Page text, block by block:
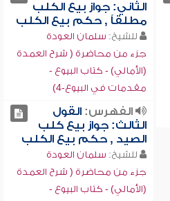
الثاني: جواز بيع الكلب
مطلقاً , حكم بيع الكلب
للشيخ: سلمان العودة
جزء من محاضرة ( شرح العمدة
(الأمالي) - كتاب البيوع -
مقدمات في البيوع-4)
الفهرس:القول
الثالث: جواز بيع كلب
الصيد , حكم بيع الكلب
للشيخ: سلمان العودة
جزء من محاضرة ( شرح العمدة
(الأمالي) - كتاب البيوع -